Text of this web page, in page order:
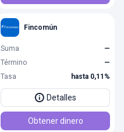
Fincomún
Suma
—
Término
—
Tasa
hasta 0,11%
Detalles
Obtener dinero